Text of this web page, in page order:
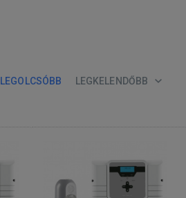
LEGOLCSÓBB LEGKELENDŐBB